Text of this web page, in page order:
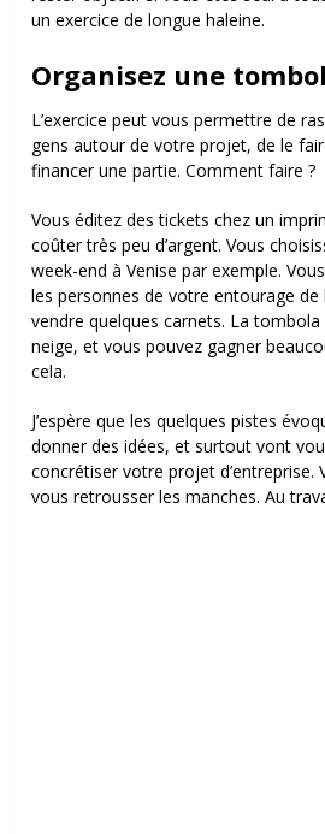
un exercice de longue haleine.
Organisez une
L’exercice peut vous permettre de
gens autour de votre projet, de le
financer une partie. Comment faire ?
Vous éditez des tickets chez un
coûter très peu d’argent. Vous
week-end à Venise par exemple.
les personnes de votre entourage de
vendre quelques carnets. La
neige, et vous pouvez gagner
cela.
J’espère que les quelques pistes
donner des idées, et surtout vont
concrétiser votre projet d’entreprise.
vous retrousser les manches. Au